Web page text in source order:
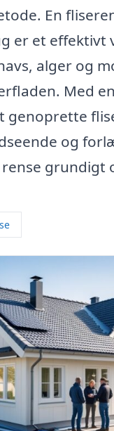
En
er et effektivt
alger og
Med
genoprette
og
grundigt